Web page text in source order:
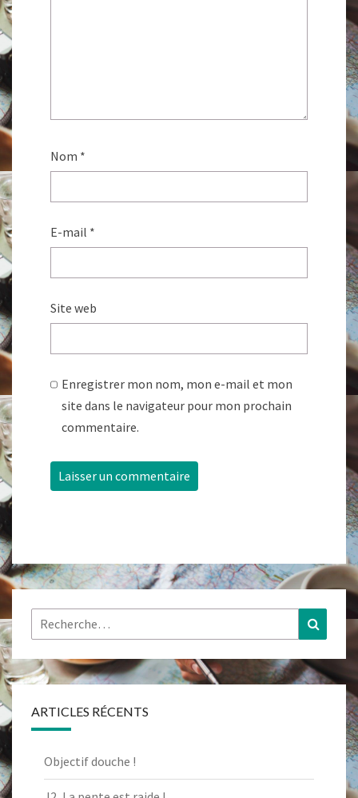
Nom *
E-mail *
Site web
Enregistrer mon nom, mon e-mail et mon
site dans le navigateur pour mon prochain
commentaire.
Rechercher :
ARTICLES RÉCENTS
Objectif douche !